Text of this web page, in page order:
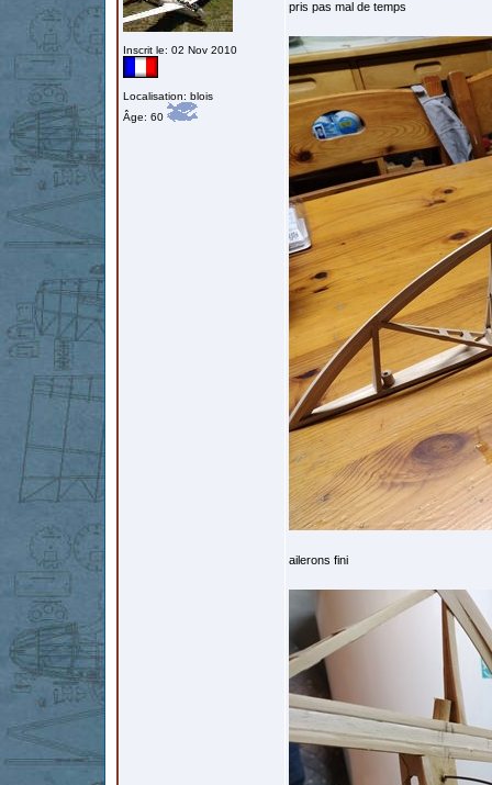
Inscrit le: 02 Nov 2010
Localisation: blois
Âge: 60
pris pas mal de temps
ailerons fini